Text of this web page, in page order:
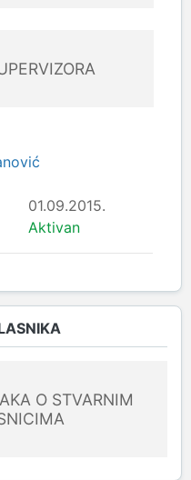
01.09.2015.
Aktivan
O STVARNIM